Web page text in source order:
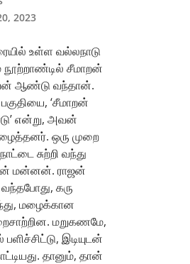
2023
உள்ள வல்லநாடு
நூற்றாண்டில் சீமாறன்
ஆண்டு வந்தான்.
‘சீமாறன்
என்று, அவன்
ஒரு முறை
சுற்றி வந்து
மன்னன். ராஜன்
கரு
மழைக்கான
மறுகணமே,
இடியுடன்
தானும், தான்